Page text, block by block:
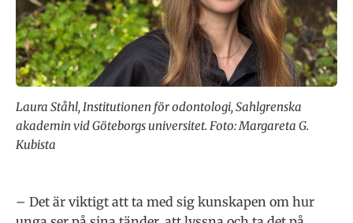
Laura Ståhl, Institutionen för odontologi, Sahlgrenska
akademin vid Göteborgs universitet. Foto: Margareta G.
Kubista
– Det är viktigt att ta med sig kunskapen om hur